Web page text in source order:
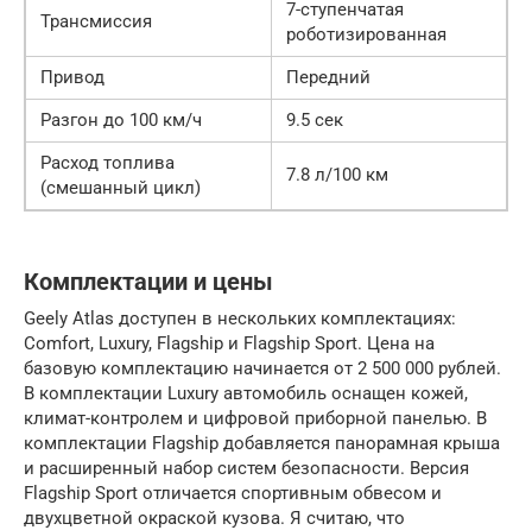
Трансмиссия
7-ступенчатая
роботизированная
Привод
Передний
Разгон до 100 км/ч
9.5 сек
Расход топлива
(смешанный цикл)
7.8 л/100 км
Комплектации и цены
Geely Atlas доступен в нескольких комплектациях:
Comfort, Luxury, Flagship и Flagship Sport. Цена на
базовую комплектацию начинается от 2 500 000 рублей.
В комплектации Luxury автомобиль оснащен кожей,
климат-контролем и цифровой приборной панелью. В
комплектации Flagship добавляется панорамная крыша
и расширенный набор систем безопасности. Версия
Flagship Sport отличается спортивным обвесом и
двухцветной окраской кузова. Я считаю, что